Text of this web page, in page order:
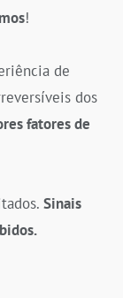
!
de
dos
fatores de
Sinais